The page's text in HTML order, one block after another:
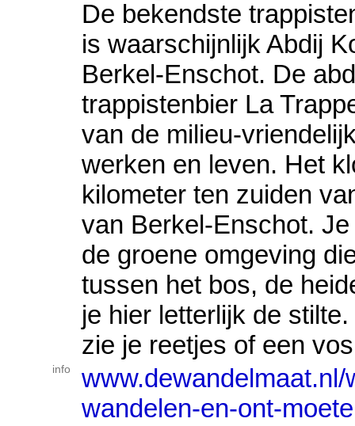
De bekendste
is waarschijnlijk Abdij
Berkel-Enschot. De
trappistenbier La
van de milieu-
werken en leven. Het
kilometer ten zuiden
van Berkel-Enschot.
de groene omgeving
tussen het bos, de
je hier letterlijk de
zie je reetjes of een
info
wandelen-en-ont-